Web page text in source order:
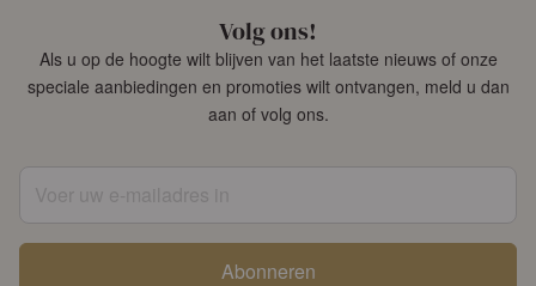
Volg ons!
Als u op de hoogte wilt blijven van het laatste nieuws of onze
speciale aanbiedingen en promoties wilt ontvangen, meld u dan
aan of volg ons.
Abonneren